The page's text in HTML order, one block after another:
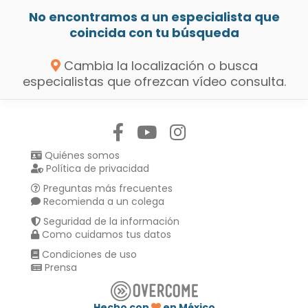
No encontramos a un especialista que
coincida con tu búsqueda
Cambia la localización o busca
especialistas que ofrezcan vídeo consulta.
Quiénes somos
Política de privacidad
Preguntas más frecuentes
Recomienda a un colega
Seguridad de la información
Como cuidamos tus datos
Condiciones de uso
Prensa